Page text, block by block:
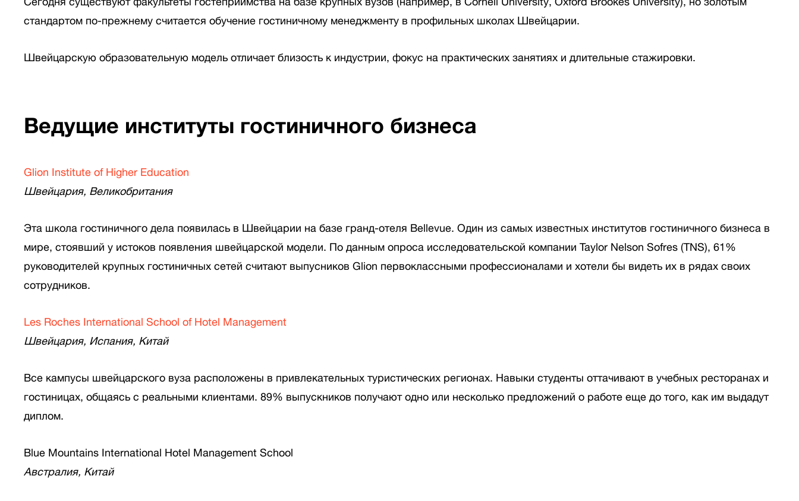
стандартом по-прежнему считается обучение гостиничному менеджменту в профильных школах Швейцарии.
Швейцарскую образовательную модель отличает близость к индустрии, фокус на практических занятиях и длительные стажировки.
Ведущие институты гостиничного бизнеса
Glion Institute of Higher Education
Швейцария, Великобритания
Эта школа гостиничного дела появилась в Швейцарии на базе гранд-отеля Bellevue. Один из самых известных институтов гостиничного бизнеса в
мире, стоявший у истоков появления швейцарской модели. По данным опроса исследовательской компании Taylor Nelson Sofres (TNS), 61%
руководителей крупных гостиничных сетей считают выпусников Glion первоклассными профессионалами и хотели бы видеть их в рядах своих
сотрудников.
Les Roches International School of Hotel Management
Швейцария, Испания, Китай
Все кампусы швейцарского вуза расположены в привлекательных туристических регионах. Навыки студенты оттачивают в учебных ресторанах и
гостиницах, общаясь с реальными клиентами. 89% выпускников получают одно или несколько предложений о работе еще до того, как им выдадут
диплом.
Blue Mountains International Hotel Management School
Австралия, Китай